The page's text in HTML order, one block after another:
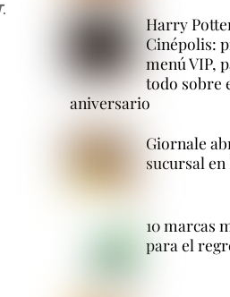
.
Harry
Cinépolis:
menú VIP,
todo sobre
aniversario
Giornale
sucursal en
10 marcas
para el